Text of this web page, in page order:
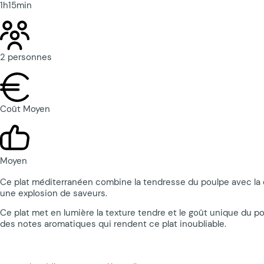
1h15min
2 personnes
Coût Moyen
Moyen
Ce plat méditerranéen combine la tendresse du poulpe avec
une explosion de saveurs.
Ce plat met en lumière la texture tendre et le goût unique du
des notes aromatiques qui rendent ce plat inoubliable.